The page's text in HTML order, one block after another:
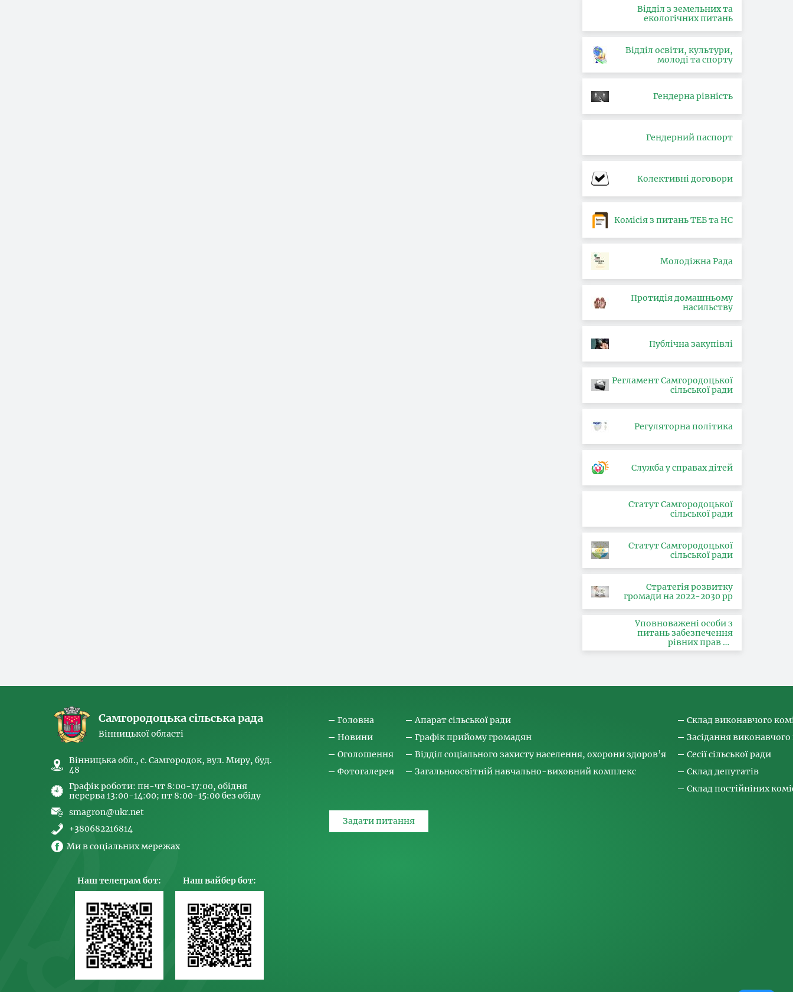
Відділ з земельних та
екологічних питань
Відділ освіти, культури,
молоді та спорту
Гендерна рівність
Гендерний паспорт
Колективні договори
Комісія з питань ТЕБ та НС
Молодіжна Рада
Протидія домашньому
насильству
Публічна закупівлі
Регламент Самгородоцької
сільської ради
Регуляторна політика
Служба у справах дітей
Статут Самгородоцької
сільської ради
Статут Самгородоцької
сільської ради
Стратегія розвитку
громади на 2022-2030 рр
Уповноважені особи з
питань забезпечення
рівних прав та
можливостей жінок і
здійснення заходів,
людьми та координатора
Самгородоцька сільська рада
Вінницької області
Вінницька обл., с. Самгородок, вул. Миру, буд.
48
Графік роботи: пн-чт 8:00-17:00, обідня
перерва 13:00-14:00; пт 8:00-15:00 без обіду
smagron@ukr.net
+380682216814
Ми в соціальних мережах
Наш телеграм бот: Наш вайбер бот:
Головна
Новини
Оголошення
Фотогалерея
Апарат сільської ради
Графік прийому громадян
Відділ соціального захисту населення, охорони здоров’я
Загальноосвітній навчально-виховний комплекс
Склад виконавчого
Засідання
Сесії сільської ради
Склад депутатів
Склад постійніних
Задати питання